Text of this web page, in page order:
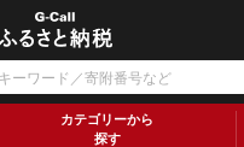
カテゴリーから
探す